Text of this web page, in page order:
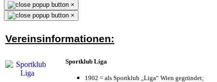
×
×
Vereinsinformationen:
Sportklub Liga
1902 = als Sportklub „Liga“ Wien gegründet;